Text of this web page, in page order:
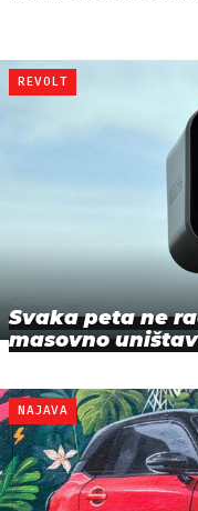
REVOLT
Svaka peta ne
masovno
NAJAVA